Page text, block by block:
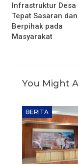
Infrastruktur Desa
Tepat Sasaran dan
Berpihak pada
Masyarakat
You Might
BERITA